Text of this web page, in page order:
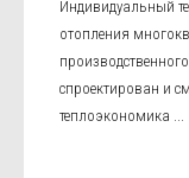
Индивидуальный
отопления
спроектирован и
теплоэкономика ...